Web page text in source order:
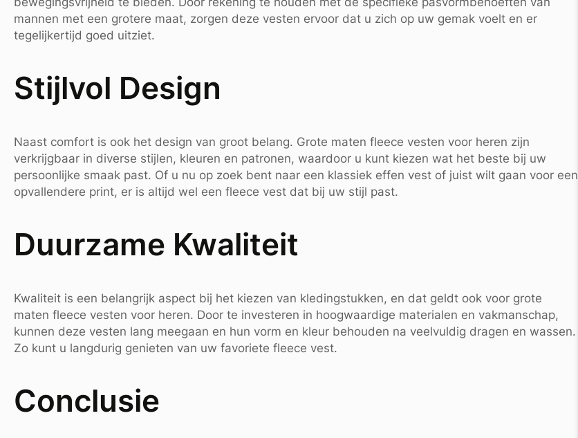
mannen met een grotere maat, zorgen deze vesten ervoor dat u zich op uw gemak voelt en er
tegelijkertijd goed uitziet.
Stijlvol Design
Naast comfort is ook het design van groot belang. Grote maten fleece vesten voor heren zijn
verkrijgbaar in diverse stijlen, kleuren en patronen, waardoor u kunt kiezen wat het beste bij uw
persoonlijke smaak past. Of u nu op zoek bent naar een klassiek effen vest of juist wilt gaan voor een
opvallendere print, er is altijd wel een fleece vest dat bij uw stijl past.
Duurzame Kwaliteit
Kwaliteit is een belangrijk aspect bij het kiezen van kledingstukken, en dat geldt ook voor grote
maten fleece vesten voor heren. Door te investeren in hoogwaardige materialen en vakmanschap,
kunnen deze vesten lang meegaan en hun vorm en kleur behouden na veelvuldig dragen en wassen.
Zo kunt u langdurig genieten van uw favoriete fleece vest.
Conclusie